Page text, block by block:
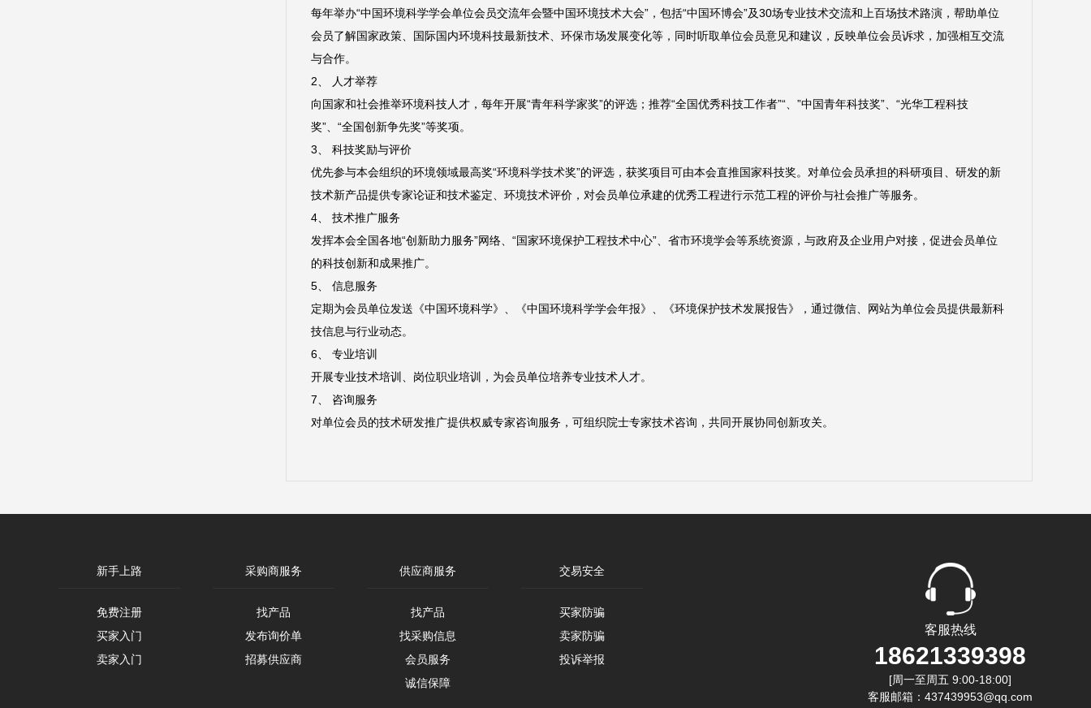
每年举办“中国环境科学学会单位会员交流年会暨中国环境技术大会”，包括“中国环博会”及30场专业技术交流和上百场技术路演，帮助单位
会员了解国家政策、国际国内环境科技最新技术、环保市场发展变化等，同时听取单位会员意见和建议，反映单位会员诉求，加强相互交流
与合作。
2、 人才举荐
向国家和社会推举环境科技人才，每年开展“青年科学家奖”的评选；推荐“全国优秀科技工作者”“、”中国青年科技奖”、“光华工程科技
奖”、“全国创新争先奖”等奖项。
3、 科技奖励与评价
优先参与本会组织的环境领域最高奖“环境科学技术奖”的评选，获奖项目可由本会直推国家科技奖。对单位会员承担的科研项目、研发的新
技术新产品提供专家论证和技术鉴定、环境技术评价，对会员单位承建的优秀工程进行示范工程的评价与社会推广等服务。
4、 技术推广服务
发挥本会全国各地“创新助力服务”网络、“国家环境保护工程技术中心”、省市环境学会等系统资源，与政府及企业用户对接，促进会员单位
的科技创新和成果推广。
5、 信息服务
定期为会员单位发送《中国环境科学》、《中国环境科学学会年报》、《环境保护技术发展报告》，通过微信、网站为单位会员提供最新科
技信息与行业动态。
6、 专业培训
开展专业技术培训、岗位职业培训，为会员单位培养专业技术人才。
7、 咨询服务
对单位会员的技术研发推广提供权威专家咨询服务，可组织院士专家技术咨询，共同开展协同创新攻关。
新手上路
免费注册
买家入门
卖家入门
采购商服务
找产品
发布询价单
招募供应商
供应商服务
找产品
找采购信息
会员服务
诚信保障
交易安全
买家防骗
卖家防骗
投诉举报
客服热线
18621339398
[周一至周五 9:00-18:00]
客服邮箱：437439953@qq.com